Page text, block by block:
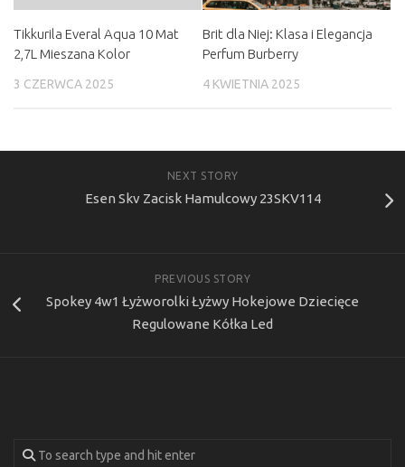
Tikkurila Everal Aqua 10 Mat
2,7L Mieszana Kolor
3 CZERWCA 2025
Brit dla Niej: Klasa i Elegancja
Perfum Burberry
4 KWIETNIA 2025
NEXT STORY
Esen Skv Zacisk Hamulcowy 23SKV114
PREVIOUS STORY
Spokey 4w1 Łyżworolki Łyżwy Hokejowe Dziecięce
Regulowane Kółka Led